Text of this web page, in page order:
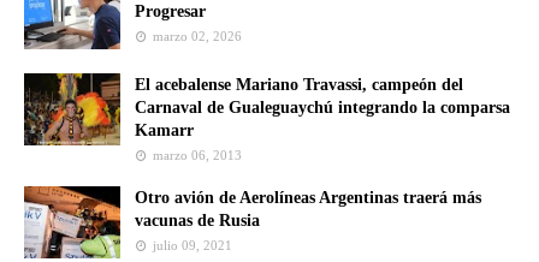
Progresar
marzo 02, 2026
El acebalense Mariano Travassi, campeón del
Carnaval de Gualeguaychú integrando la comparsa
Kamarr
marzo 06, 2013
Otro avión de Aerolíneas Argentinas traerá más
vacunas de Rusia
julio 09, 2021